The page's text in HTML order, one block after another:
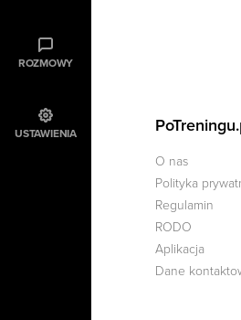
ROZMOWY
USTAWIENIA
O nas
Polityka
Regulamin
RODO
Aplikacja
Dane